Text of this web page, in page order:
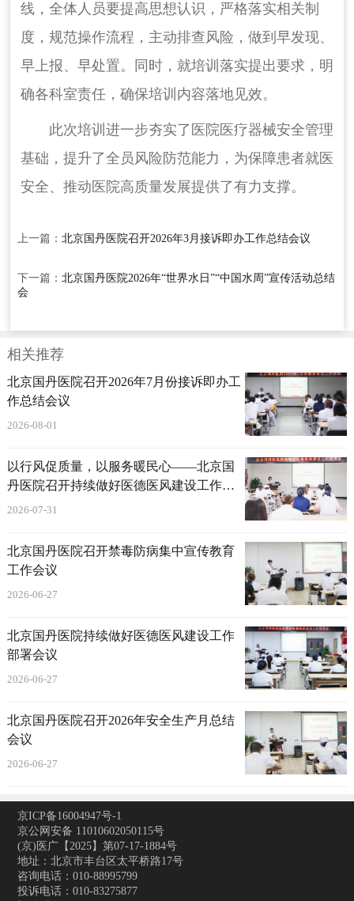
线，全体人员要提高思想认识，严格落实相关制
度，规范操作流程，主动排查风险，做到早发现、
早上报、早处置。同时，就培训落实提出要求，明
确各科室责任，确保培训内容落地见效。
此次培训进一步夯实了医院医疗器械安全管理
基础，提升了全员风险防范能力，为保障患者就医
安全、推动医院高质量发展提供了有力支撑。
上一篇： 北京国丹医院召开2026年3月接诉即办工作总结会议
下一篇： 北京国丹医院2026年“世界水日”“中国水周”宣传活动总结
会
相关推荐
北京国丹医院召开2026年7月份接诉即办工
作总结会议
2026-08-01
以行风促质量，以服务暖民心——北京国
丹医院召开持续做好医德医风建设工作部
署会
2026-07-31
北京国丹医院召开禁毒防病集中宣传教育
工作会议
2026-06-27
北京国丹医院持续做好医德医风建设工作
部署会议
2026-06-27
北京国丹医院召开2026年安全生产月总结
会议
2026-06-27
京ICP备16004947号-1
京公网安备 11010602050115号
(京)医广【2025】第07-17-1884号
地址：北京市丰台区太平桥路17号
咨询电话：010-88995799
投诉电话：010-83275877